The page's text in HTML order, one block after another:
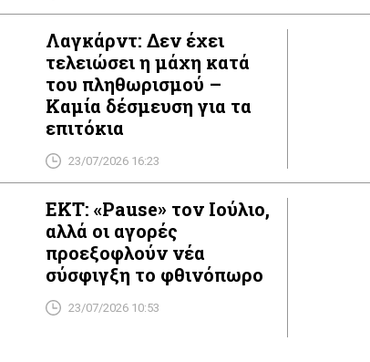
Λαγκάρντ: Δεν έχει
τελειώσει η μάχη κατά
του πληθωρισμού –
Καμία δέσμευση για τα
επιτόκια
23/07/2026 16:23
ΕΚΤ: «Pause» τον Ιούλιο,
αλλά οι αγορές
προεξοφλούν νέα
σύσφιγξη το φθινόπωρο
23/07/2026 10:53